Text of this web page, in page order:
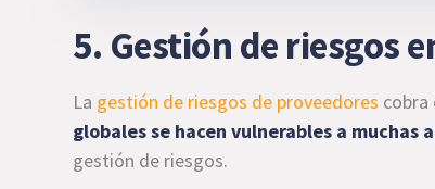
5. Gestión de riesgos
La gestión de riesgos de proveedores cobra
globales se hacen vulnerables a muchas
gestión de riesgos.